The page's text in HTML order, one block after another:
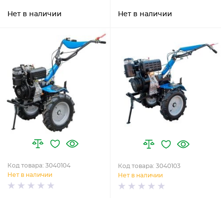
Нет в наличии Нет в наличии
Код товара: 3040104
Нет в наличии
Код товара: 3040103
Нет в наличии